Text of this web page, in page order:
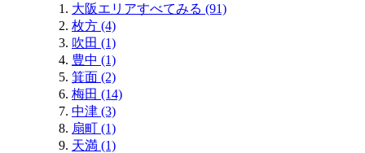
大阪エリアすべてみる (91)
枚方 (4)
吹田 (1)
豊中 (1)
箕面 (2)
梅田 (14)
中津 (3)
扇町 (1)
天満 (1)